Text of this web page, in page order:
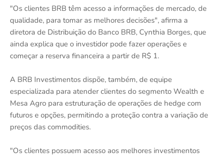
"Os clientes BRB têm acesso a informações de mercado, de
qualidade, para tomar as melhores decisões", afirma a
diretora de Distribuição do Banco BRB, Cynthia Borges, que
ainda explica que o investidor pode fazer operações e
começar a reserva financeira a partir de R$ 1.
A BRB Investimentos dispõe, também, de equipe
especializada para atender clientes do segmento Wealth e
Mesa Agro para estruturação de operações de hedge com
futuros e opções, permitindo a proteção contra a variação de
preços das commodities.
"Os clientes possuem acesso aos melhores investimentos